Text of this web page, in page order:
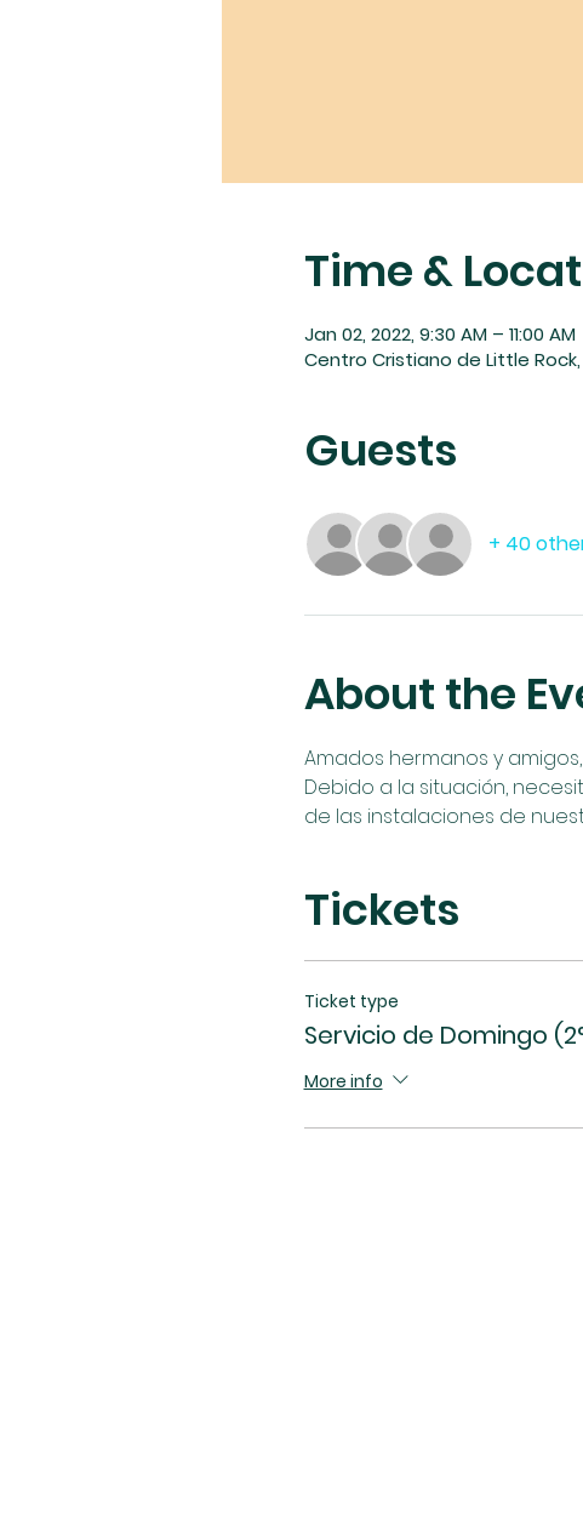
Time &
Jan 02, 2022, 9:30 AM – 11:00 AM
Centro Cristiano de Little Rock,
Guests
+ 40
About the
Amados hermanos y
Debido a la situación,
de las instalaciones de
Tickets
Ticket type
Servicio de Domingo
More info